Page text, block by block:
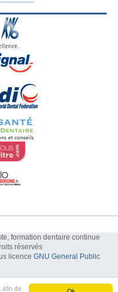
afin de
formation dentaire continue
réservés
licence GNU General Public